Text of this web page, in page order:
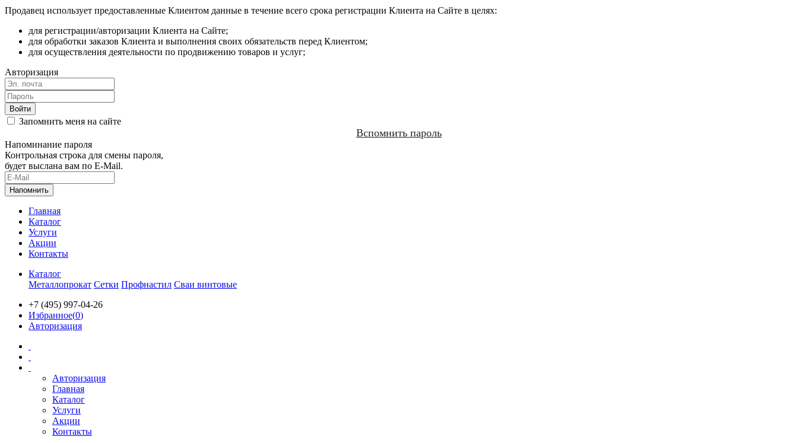
Продавец использует предоставленные Клиентом данные в течение всего срока регистрации Клиента на Сайте в целях:
для регистрации/авторизации Клиента на Сайте;
для обработки заказов Клиента и выполнения своих обязательств перед Клиентом;
для осуществления деятельности по продвижению товаров и услуг;
Авторизация
Запомнить меня на сайте
Вспомнить пароль
Напоминание пароля
Контрольная строка для смены пароля,
будет выслана вам по E-Mail.
Главная
Каталог
Услуги
Акции
Контакты
Каталог
Металлопрокат Сетки Профнастил Сваи винтовые
+7 (495) 997-04-26
Избранное(0)
Авторизация
Авторизация
Главная
Каталог
Услуги
Акции
Контакты